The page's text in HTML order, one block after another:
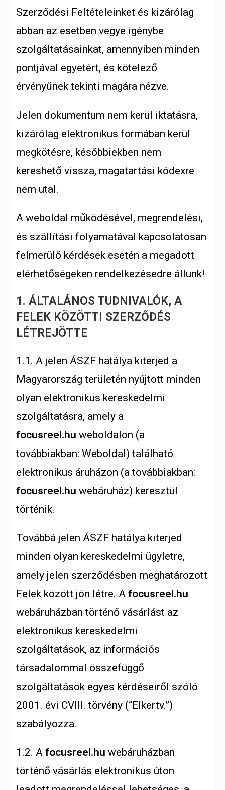
Szerződési Feltételeinket és kizárólag
abban az esetben vegye igénybe
szolgáltatásainkat, amennyiben minden
pontjával egyetért, és kötelező
érvényűnek tekinti magára nézve.
Jelen dokumentum nem kerül iktatásra,
kizárólag elektronikus formában kerül
megkötésre, későbbiekben nem
kereshető vissza, magatartási kódexre
nem utal.
A weboldal működésével, megrendelési,
és szállítási folyamatával kapcsolatosan
felmerülő kérdések esetén a megadott
elérhetőségeken rendelkezésedre állunk!
1. ÁLTALÁNOS TUDNIVALÓK, A
FELEK KÖZÖTTI SZERZŐDÉS
LÉTREJÖTTE
1.1. A jelen ÁSZF hatálya kiterjed a
Magyarország területén nyújtott minden
olyan elektronikus kereskedelmi
szolgáltatásra, amely a
focusreel.hu weboldalon (a
továbbiakban: Weboldal) található
elektronikus áruházon (a továbbiakban:
focusreel.hu webáruház) keresztül
történik.
Továbbá jelen ÁSZF hatálya kiterjed
minden olyan kereskedelmi ügyletre,
amely jelen szerződésben meghatározott
Felek között jön létre. Afocusreel.hu
webáruházban történő vásárlást az
elektronikus kereskedelmi
szolgáltatások, az információs
társadalommal összefüggő
szolgáltatások egyes kérdéseiről szóló
2001. évi CVIII. törvény (“Elkertv.”)
szabályozza.
1.2. A focusreel.hu webáruházban
történő vásárlás elektronikus úton